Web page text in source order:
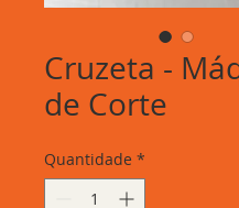
Cruzeta -
de Corte
Quantidade *